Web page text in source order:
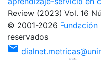
Review (2023) Vol. 16
© 2001-2026 Fundación
reservados
mail